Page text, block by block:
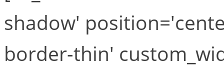
shadow'
border-thin'